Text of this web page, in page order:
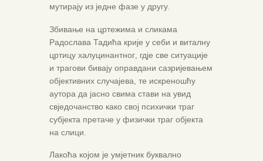
мутирају из једне фазе у другу.
Збивање на цртежима и сликама
Радослава Тадића крије у себи и виталну
цртицу халуцинантног, гдје све ситуације
и трагови бивају оправдани сазријевањем
објективних случајева, те искреношћу
аутора да јасно свима стави на увид
свједочанство како свој психички траг
субјекта претаче у физички траг објекта
на слици.
Лакоћа којом је умјетник буквално